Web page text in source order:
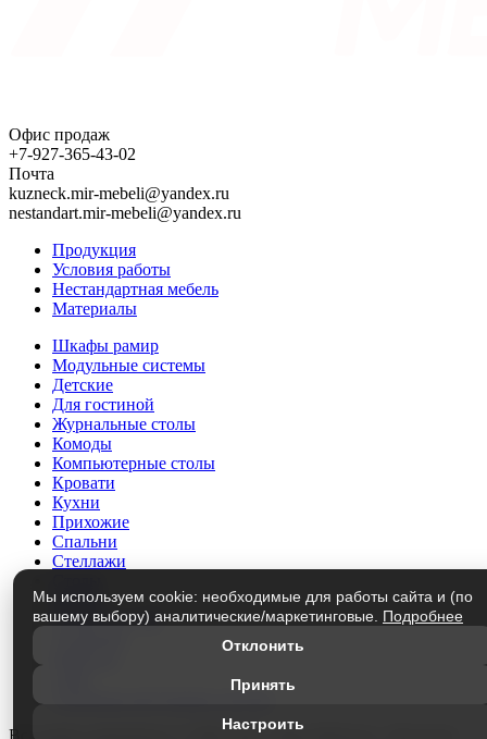
Офис продаж
+7-927-365-43-02
Почта
kuzneck.mir-mebeli@yandex.ru
nestandart.mir-mebeli@yandex.ru
Продукция
Условия работы
Нестандартная мебель
Материалы
Шкафы рамир
Модульные системы
Детские
Для гостиной
Журнальные столы
Комоды
Компьютерные столы
Кровати
Кухни
Прихожие
Спальни
Стеллажи
Трюмо
Тумбы под ТВ
Элементы модульных систем
Все права защищены © 1999-2026 «Мир Мебели» г.Кузнецк
Мы используем cookie: необходимые для работы сайта и (по
вашему выбору) аналитические/маркетинговые. Подробнее
Отклонить
Принять
Настроить